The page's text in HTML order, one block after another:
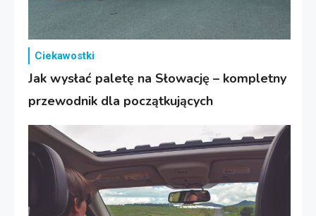
Ciekawostki
Jak wysłać paletę na Słowację – kompletny
przewodnik dla początkujących